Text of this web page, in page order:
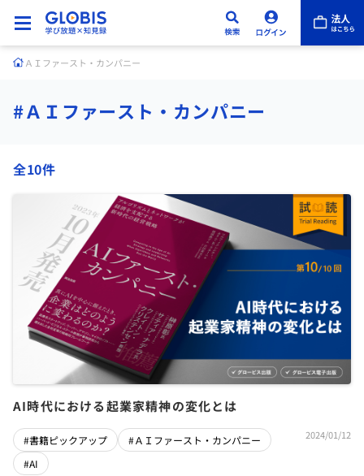
ＡＩファースト・カンパニー
#ＡＩファースト・カンパニー
全10件
AI時代における起業家精神の変化とは
#書籍ピックアップ
#ＡＩファースト・カンパニー
#AI
2024/01/12